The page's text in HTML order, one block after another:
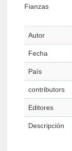
Fianzas
Autor
Fecha
País
contributors
Editores
Descripción